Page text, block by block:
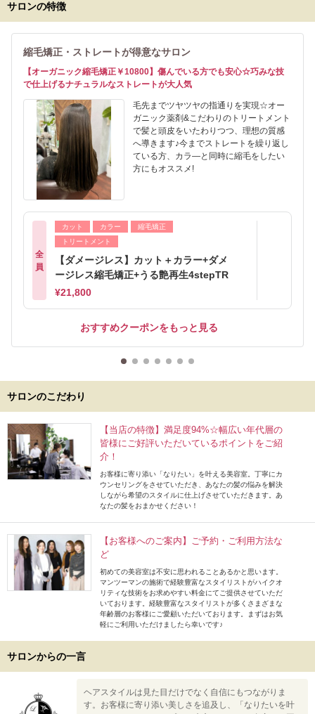
サロンの特徴
縮毛矯正・ストレートが得意なサロン
【オーガニック縮毛矯正￥10800】傷んでいる方でも安心☆巧みな技
で仕上げるナチュラルなストレートが大人気
毛先までツヤツヤの指通りを実現☆オー
ガニック薬剤&こだわりのトリートメント
で髪と頭皮をいたわりつつ、理想の質感
へ導きます♪今までストレートを繰り返し
ている方、カラ―と同時に縮毛をしたい
方にもオススメ!
全
員
カット カラー
縮毛矯正
トリートメント
【ダメージレス】カット＋カラー+ダメ
ージレス縮毛矯正+うる艶再生4stepTR
¥21,800
おすすめクーポンをもっと見る
サロンのこだわり
【当店の特徴】満足度94%☆幅広い年代層の
皆様にご好評いただいているポイントをご紹
介！
お客様に寄り添い「なりたい」を叶える美容室。丁寧にカ
ウンセリングをさせていただき、あなたの髪の悩みを解決
しながら希望のスタイルに仕上げさせていただきます。あ
なたの髪をおまかせください！
【お客様へのご案内】ご予約・ご利用方法な
ど
初めての美容室は不安に思われることあるかと思います。
マンツーマンの施術で経験豊富なスタイリストがハイクオ
リティな技術をお求めやすい料金にてご提供させていただ
いております。経験豊富なスタイリストが多くさまざまな
年齢層のお客様にご愛顧いただいております。まずはお気
軽にご利用いただけましたら幸いです♪
サロンからの一言
ヘアスタイルは見た目だけでなく自信にもつながりま
す。お客様に寄り添い美しさを追及し、「なりたいを叶